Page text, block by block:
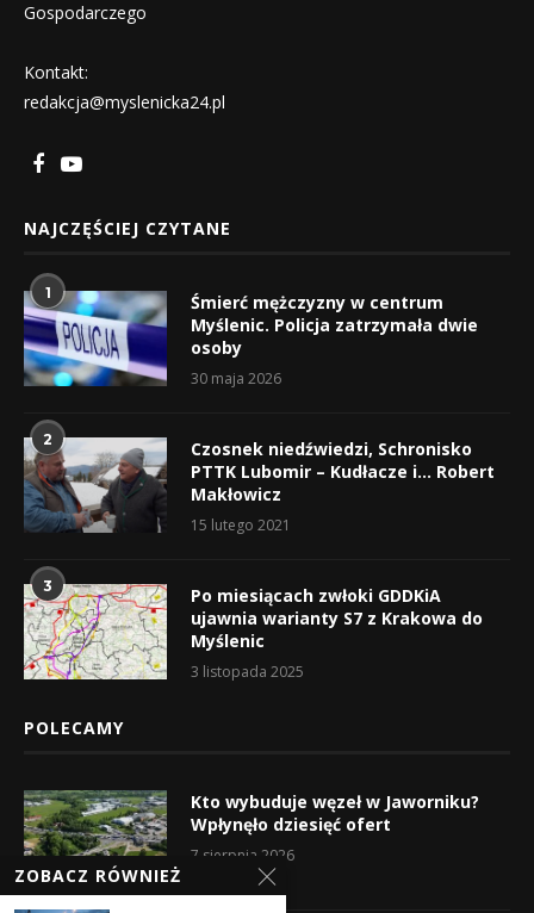
Gospodarczego
Kontakt:
redakcja@myslenicka24.pl
NAJCZĘŚCIEJ CZYTANE
1
Śmierć mężczyzny w centrum
Myślenic. Policja zatrzymała dwie
osoby
30 maja 2026
2
Czosnek niedźwiedzi, Schronisko
PTTK Lubomir – Kudłacze i… Robert
Makłowicz
15 lutego 2021
3
Po miesiącach zwłoki GDDKiA
ujawnia warianty S7 z Krakowa do
Myślenic
3 listopada 2025
POLECAMY
Kto wybuduje węzeł w Jaworniku?
Wpłynęło dziesięć ofert
7 sierpnia 2026
ZOBACZ RÓWNIEŻ